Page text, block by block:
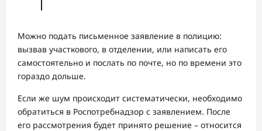
Можно подать письменное заявление в полицию:
вызвав участкового, в отделении, или написать его
самостоятельно и послать по почте, но по времени это
гораздо дольше.
Если же шум происходит систематически, необходимо
обратиться в Роспотребнадзор с заявлением. После
его рассмотрения будет принято решение – относится